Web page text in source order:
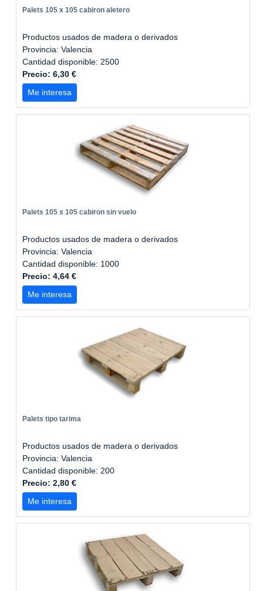
Palets 105 x 105 cabiron aletero
Productos usados de madera o derivados
Provincia: Valencia
Cantidad disponible: 2500
Precio: 6,30 €
Me interesa
Palets 105 x 105 cabiron sin vuelo
Productos usados de madera o derivados
Provincia: Valencia
Cantidad disponible: 1000
Precio: 4,64 €
Me interesa
Palets tipo tarima
Productos usados de madera o derivados
Provincia: Valencia
Cantidad disponible: 200
Precio: 2,80 €
Me interesa